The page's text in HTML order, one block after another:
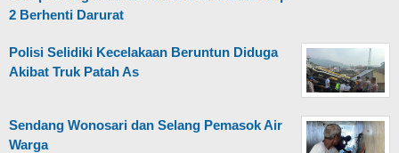
2 Berhenti Darurat
Polisi Selidiki Kecelakaan Beruntun Diduga
Akibat Truk Patah As
Sendang Wonosari dan Selang Pemasok Air
Warga